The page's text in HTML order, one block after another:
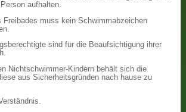
aufhalten.
Freibades muss kein Schwimmabzeichen
sind für die Beaufsichtigung ihrer
Nichtschwimmer-Kindern behält sich die
aus Sicherheitsgründen nach hause zu